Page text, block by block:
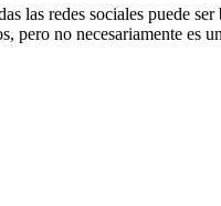
las redes sociales puede
pero no necesariamente es